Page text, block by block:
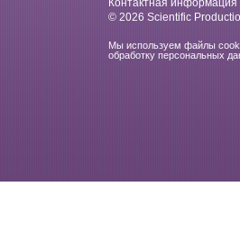
Контактная информация
© 2026 Scientific
Мы используем файлы
обработку персональных